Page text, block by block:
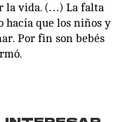
la vida. (…) La falta
hacía que los niños y
Por fin son bebés